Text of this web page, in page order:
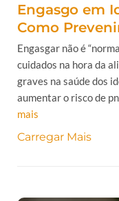
Engasgo em
Como
Engasgar não é
cuidados na hora da
graves na saúde dos
aumentar o risco de
mais
Carregar Mais